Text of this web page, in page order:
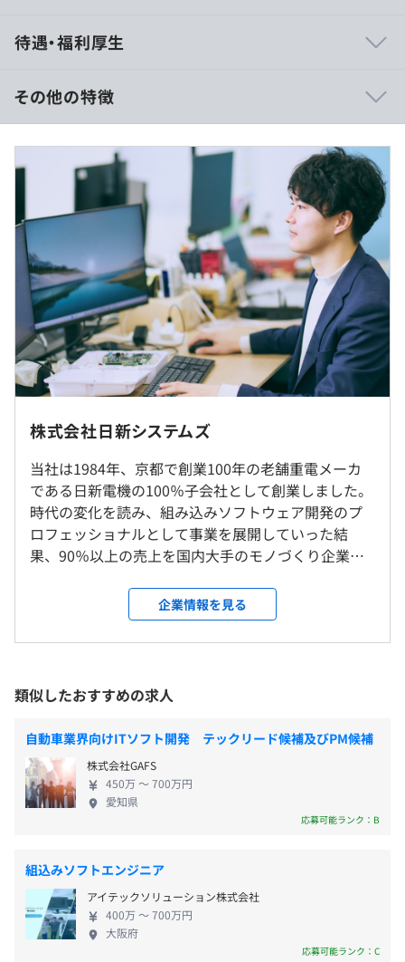
すい雰囲気で、メンバー同士とても仲がよいです！
共有し、チームでフォローしているため、困ったことなど
を相談し合っています。
・チームを超えたメンバーとも相互にフォローし合える環
境で、誰とでも交流しやすい組織です。
◆中央監視設備
・監視制御システム（水処理向け / 道路向け）
インターチェンジやサービスエリア・トンネル・料金所と
いった施設に設置される受変電設備や照明設備・換気設
備・非常用設備など、高速道路上の広域に分散配置されて
いるさまざまな設備を統合して集中監視制御運用・維持管
理運用するシステムを開発しています。
全社員を対象にした先進技術の習得や能力向上のための教
育体系を準備しています。
またその教育内容は、世間の動向や業界の方向性を反映し
つつ、随時アップデートを重ねています。
職種や在籍年数などに関係なく、すべての社員が自分自身
のスキルアップのためにこの教育制度を利用できます。
また各種資格試験の補助制度や合格報奨金制度も充実して
チャレンジしています。
育環境を利用するというスタンスを推奨しています。
※リモート可
就業場所の変更範囲
＜雇入時＞
京都本社／京都市下京区堀川通綾小路下る綾堀川町293-1
※プロジェクト都合による、客先事業場内での作業や在宅
勤務作業などを含む
阪急「大宮駅」より徒歩5分（四条堀川の交差点を約
100m南下）
京都市営地下鉄「四条駅」より徒歩10分
京都市営バスのりばB1にて9系統、D3にて28系統に乗車
待遇・福利厚生
▪️想定年収： 4,800,000 円～6,800,000円
▪️月給：300,000～440,000円
▪️基本給：260,000～390,000円
※想定年収には賞与4カ月分と時間外勤務手当（20時間分
の場合）を含んで試算
※月給には時間外勤務手当（20時間の場合）を含んで試
算
※時間外勤務手当は、実時間に応じて全額支給（固定残業
代制ではありません）
（※想定年収は年収提示額を保証するものではありません）
フレックスタイム制
8:45～17:15（コアタイム10:15～15:15）
休憩時間：12:30～13:15（45分）
平均残業時間：平均19時間／月
・週休2日制（土・日）
・年末年始休暇
・特別休暇
・リフレッシュ休暇：5日
・有給休暇
・通勤交通費
・家族手当
・時間外勤務手当
その他の特徴
株式会社日新システムズ
当社は1984年、京都で創業100年の老舗重電メーカ
である日新電機の100％子会社として創業しました。
時代の変化を読み、組み込みソフトウェア開発のプ
ロフェッショナルとして事業を展開していった結
果、90％以上の売上を国内大手のモノづくり企業か
在は、IoTシステムの構築から日本のモノづくりにア
プローチし、スマートシティの創造を目指しており
ます。 〈ソリューション〉 〜3つのソリューション
りに必要なシステムを創造します〜 ◆エネルギーソ
リューション 豊かで住みやすい街づくりをめざ
し、地域一帯のエネルギーを平準化する地産地消型
のシステム開発を実現していきます。 ◆IoTソリュー
ション 街づくりを支える工場・医療、建設・農業
といった幅広い産業分野において、「あらゆるモノ
をつなぐ」IoTシステムを実現していきます。 ◆受託
ウェア・プラットフォームからソフトウェアまでを
ワンストップソリューションとして窓口を一本化で
対応しています。 〈提供サービス〉 ①再生可能エネ
ルギーを効率よく利用する仕組み「エリアアグリゲ
ーションシステム」 ②地域見守りサービス「L1m-
企業情報を見る
類似したおすすめの求人
自動車業界向けITソフト開発 テックリード候補及びPM候補
株式会社GAFS
450万 〜 700万円
愛知県
応募可能ランク：B
組込みソフトエンジニア
アイテックソリューション株式会社
400万 〜 700万円
大阪府
応募可能ランク：C